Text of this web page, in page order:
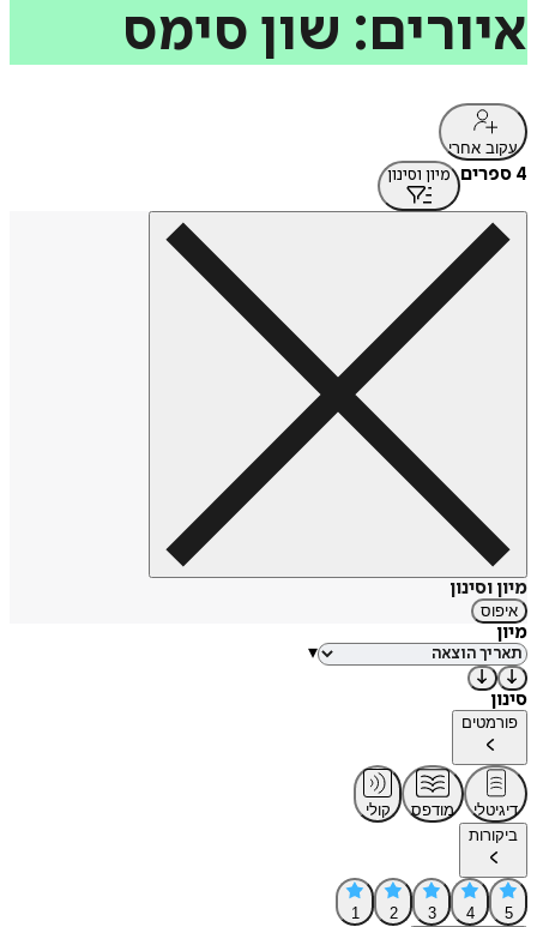
איורים: שון סימס
עקוב אחרי
4 ספרים מיון וסינון
מיון וסינון
איפוס
מיון
▾
סינון
פורמטים
דיגיטלי מודפס
קולי
ביקורות
5
4
3
2
1